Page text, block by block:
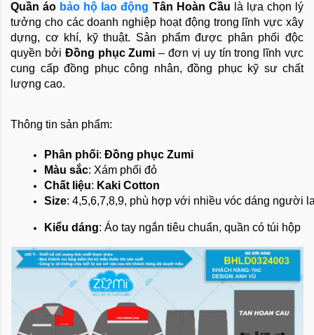
Quần áo bảo hộ lao động Tân Hoàn Cầu là lựa chọn lý
tưởng cho các doanh nghiệp hoạt động trong lĩnh vực xây
dựng, cơ khí, kỹ thuật. Sản phẩm được phân phối độc
quyền bởi Đồng phục Zumi – đơn vị uy tín trong lĩnh vực
cung cấp đồng phục công nhân, đồng phục kỹ sư chất
lượng cao.
Thông tin sản phẩm:
Phân phối: Đồng phục Zumi
Màu sắc: Xám phối đỏ
Chất liệu: Kaki Cotton
Size: 4,5,6,7,8,9, phù hợp với nhiều vóc dáng người
Kiểu dáng: Áo tay ngắn tiêu chuẩn, quần có túi hộp